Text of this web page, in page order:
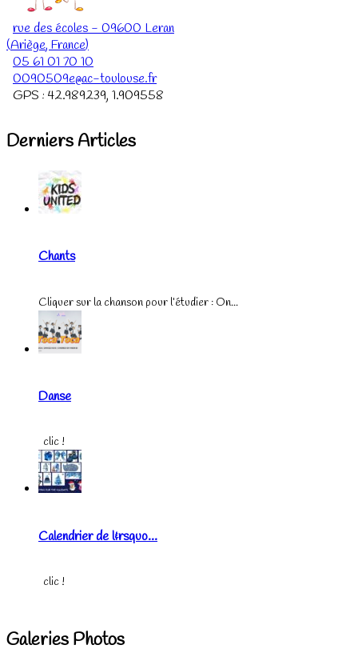
rue des écoles - 09600 Leran
(Ariège, France)
05 61 01 70 10
0090509e@ac-toulouse.fr
GPS : 42.989239, 1.909558
Derniers Articles
Chants
Cliquer sur la chanson pour l’étudier : On...
Danse
clic !
Calendrier de l&rsquo...
clic !
Galeries Photos